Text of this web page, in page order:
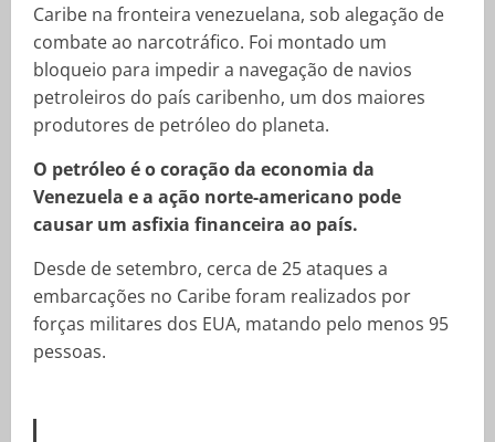
Caribe na fronteira venezuelana, sob alegação de
combate ao narcotráfico. Foi montado um
bloqueio para impedir a navegação de navios
petroleiros do país caribenho, um dos maiores
produtores de petróleo do planeta.
O petróleo é o coração da economia da
Venezuela e a ação norte-americano pode
causar um asfixia financeira ao país.
Desde de setembro, cerca de 25 ataques a
embarcações no Caribe foram realizados por
forças militares dos EUA, matando pelo menos 95
pessoas.